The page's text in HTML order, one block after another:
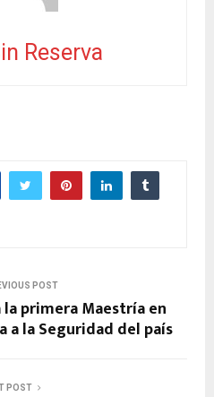
Reserva
POST
primera Maestría en
la Seguridad del país
POST